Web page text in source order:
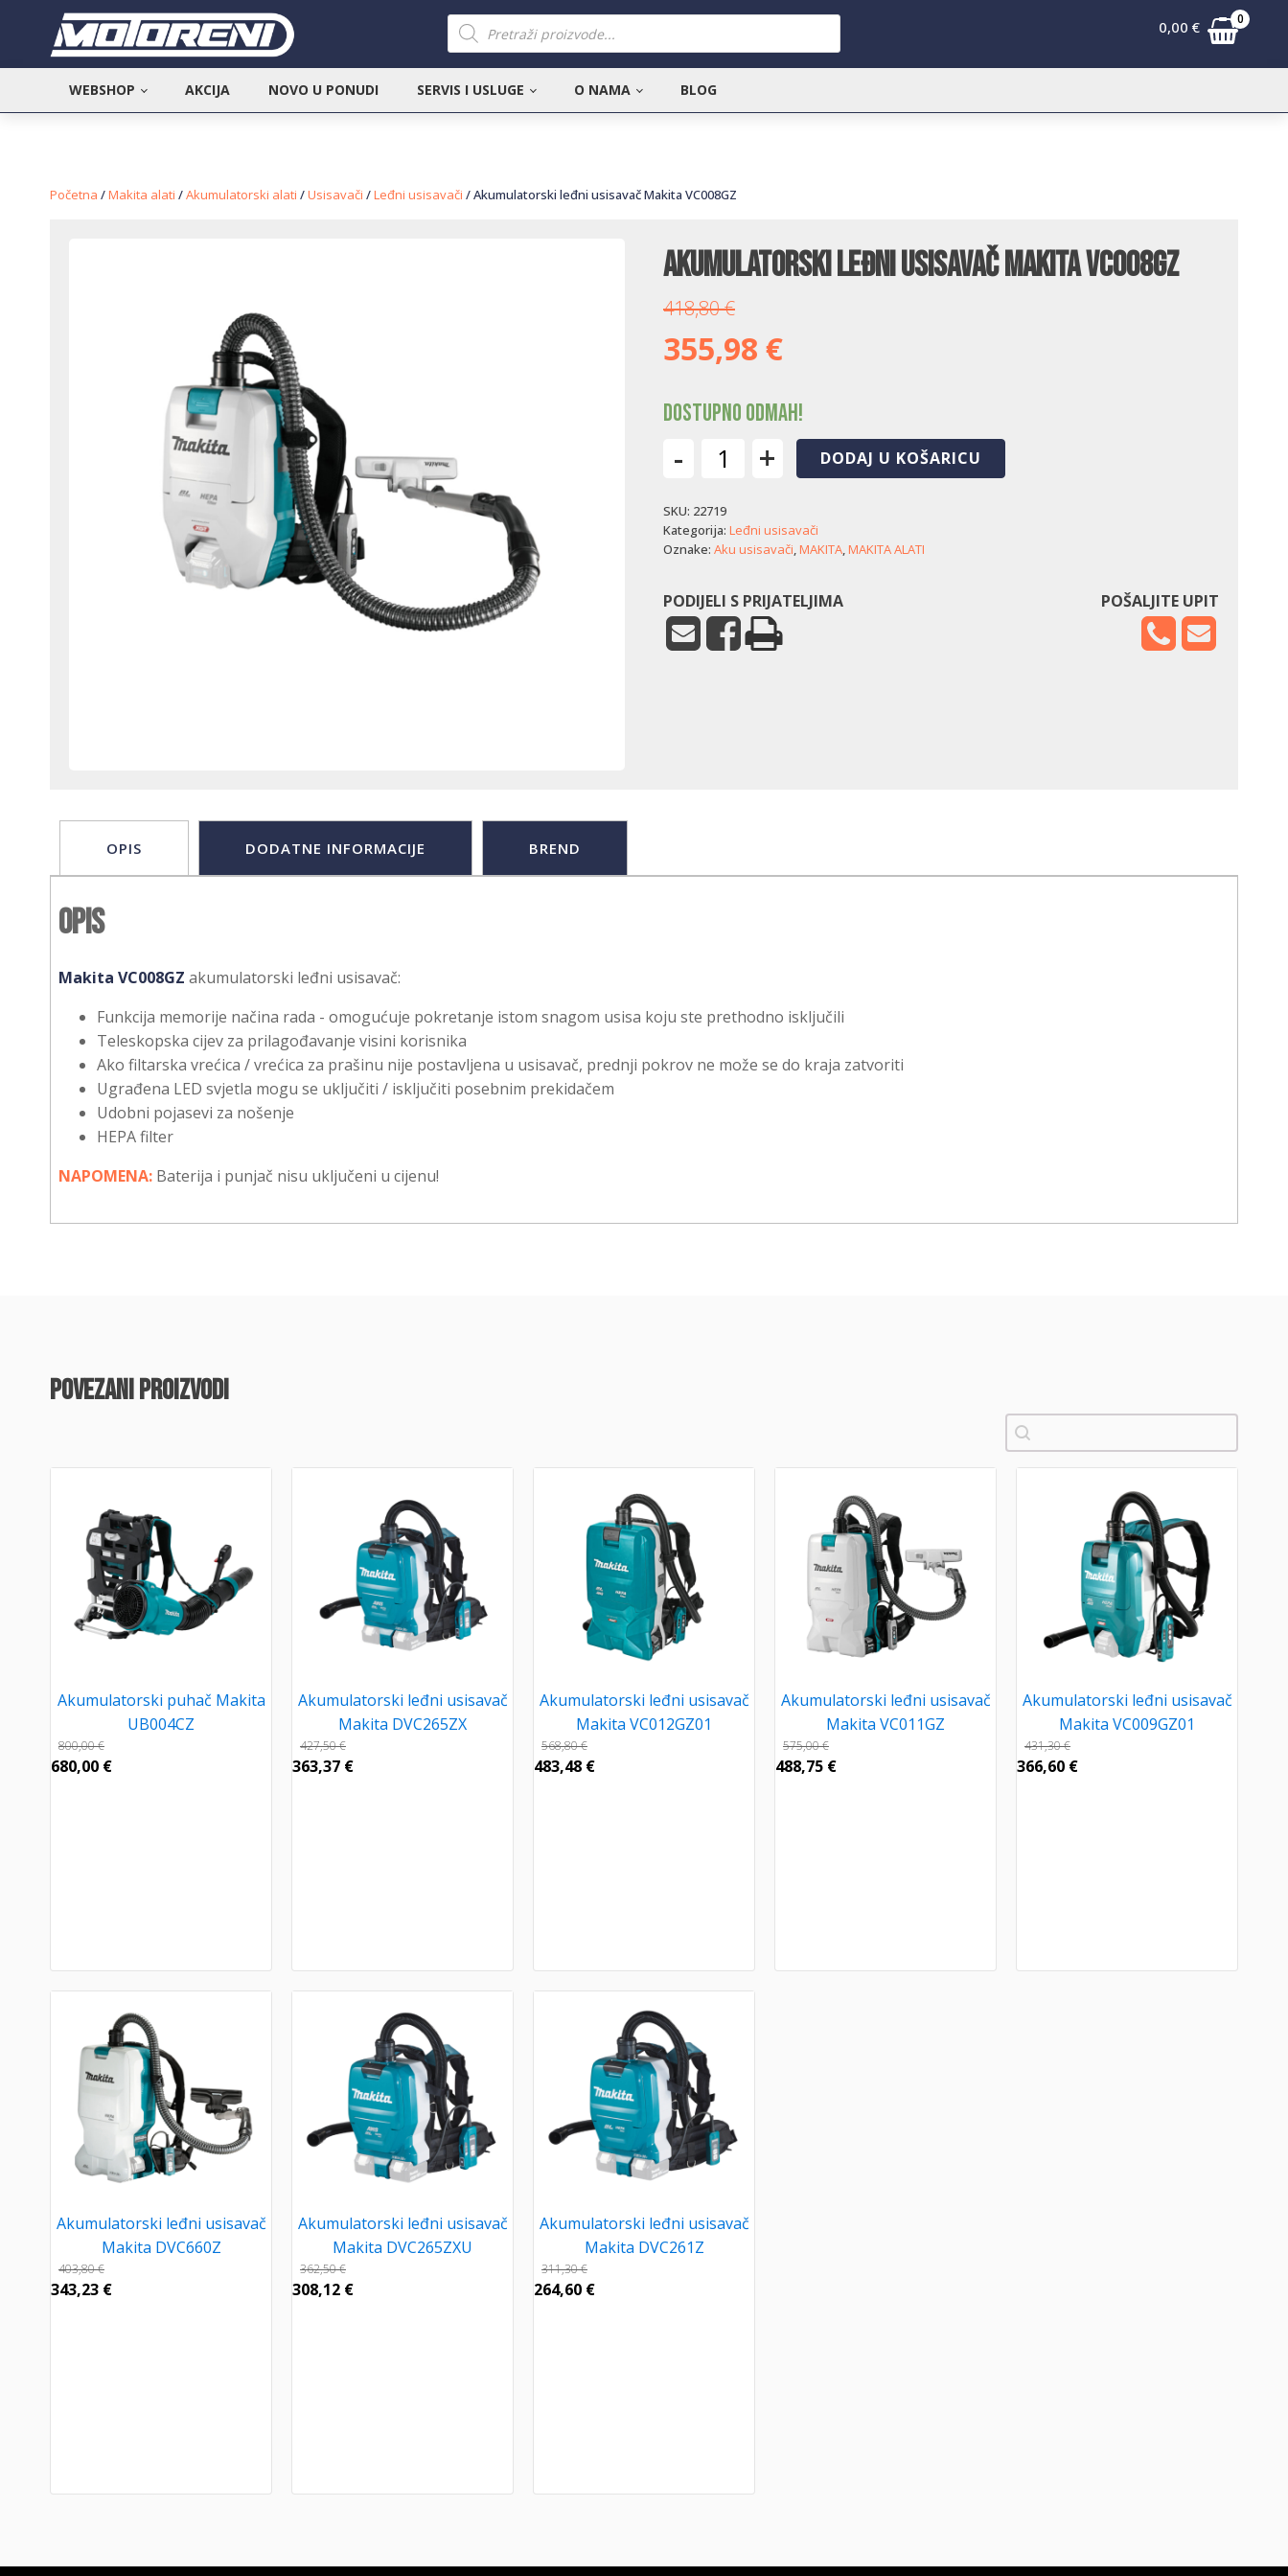
Products
search
0,00 € 0
WEBSHOP AKCIJA NOVO U PONUDI SERVIS I USLUGE O NAMA BLOG
Početna /Makita alati /Akumulatorski alati /Usisavači /Leđni usisavači / Akumulatorski leđni usisavač Makita VC008GZ
Akumulatorski leđni usisavač Makita VC008GZ
418,80€
355,98 €
Dostupno odmah!
-
usisavač
Makita
VC008GZ
+ DODAJ U KOŠARICU
SKU: 22719
Kategorija: Leđni usisavači
Oznake: Aku usisavači,MAKITA,MAKITA ALATI
PODIJELI S PRIJATELJIMA POŠALJITE UPIT
OPIS DODATNE INFORMACIJE BREND
Opis
Makita VC008GZ akumulatorski leđni usisavač:
Funkcija memorije načina rada - omogućuje pokretanje istom snagom usisa koju ste prethodno isključili
Teleskopska cijev za prilagođavanje visini korisnika
Ako filtarska vrećica / vrećica za prašinu nije postavljena u usisavač, prednji pokrov ne može se do kraja zatvoriti
Ugrađena LED svjetla mogu se uključiti / isključiti posebnim prekidačem
Udobni pojasevi za nošenje
HEPA filter
NAPOMENA: Baterija i punjač nisu uključeni u cijenu!
povezani proizvodi
Pretraži
Akumulatorski puhač Makita
UB004CZ
800,00€
680,00 €
Akumulatorski leđni usisavač
Makita DVC265ZX
427,50€
363,37 €
Akumulatorski leđni usisavač
Makita VC012GZ01
568,80€
483,48 €
Akumulatorski leđni usisavač
Makita VC011GZ
575,00€
488,75 €
Akumulatorski leđni usisavač
Makita VC009GZ01
431,30€
366,60 €
Akumulatorski leđni usisavač
Makita DVC660Z
403,80€
343,23 €
Akumulatorski leđni usisavač
Makita DVC265ZXU
362,50€
308,12 €
Akumulatorski leđni usisavač
Makita DVC261Z
311,30€
264,60 €